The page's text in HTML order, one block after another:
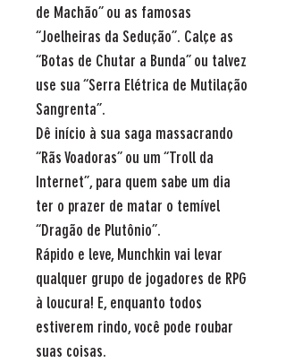
de Machão” ou as famosas
“Joelheiras da Sedução”. Calçe as
“Botas de Chutar a Bunda” ou talvez
use sua “Serra Elétrica de Mutilação
Sangrenta”.
Dê início à sua saga massacrando
“Rãs Voadoras” ou um “Troll da
Internet”, para quem sabe um dia
ter o prazer de matar o temível
“Dragão de Plutônio”.
Rápido e leve, Munchkin vai levar
qualquer grupo de jogadores de RPG
à loucura! E, enquanto todos
estiverem rindo, você pode roubar
suas coisas.